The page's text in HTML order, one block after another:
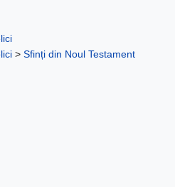
> Sfinți din Noul Testament